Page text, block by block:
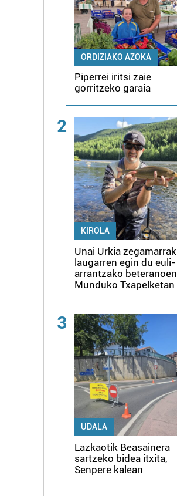
ORDIZIAKO AZOKA
Piperrei iritsi zaie
gorritzeko garaia
2
KIROLA
Unai Urkia zegamarrak
laugarren egin du euli-
arrantzako beteranoen
Munduko Txapelketan
3
UDALA
Lazkaotik Beasainera
sartzeko bidea itxita,
Senpere kalean